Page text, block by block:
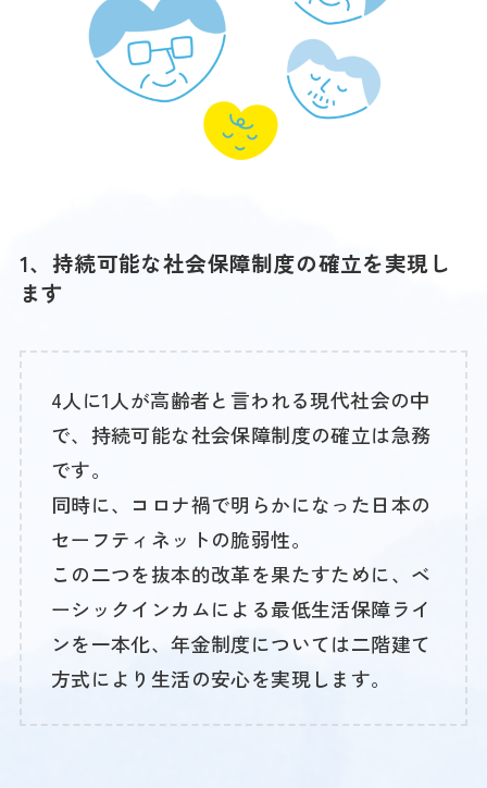
1、持続可能な社会保障制度の確立を実現し
ます
4人に1人が高齢者と言われる現代社会の中
で、持続可能な社会保障制度の確立は急務
です。
同時に、コロナ禍で明らかになった日本の
セーフティネットの脆弱性。
この二つを抜本的改革を果たすために、ベ
ーシックインカムによる最低生活保障ライ
ンを一本化、年金制度については二階建て
方式により生活の安心を実現します。